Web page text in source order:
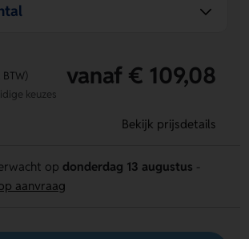
BTW) vanaf € 109,08
keuzes
Bekijk prijsdetails
op donderdag 13 augustus
aanvraag